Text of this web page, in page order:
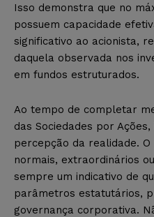
Isso demonstra que no
possuem capacidade
significativo ao acionista,
daquela observada nos
em fundos estruturados.
Ao tempo de completar
das Sociedades por
percepção da realidade.
normais, extraordinários
sempre um indicativo de
parâmetros estatutários,
governança corporativa.